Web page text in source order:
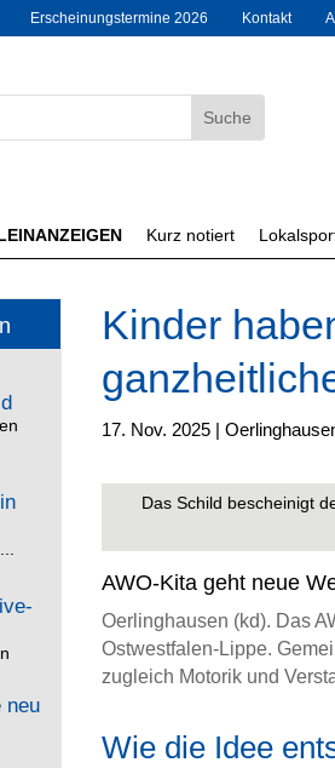
Erscheinungstermine 2026 Kontakt
Kurz notiert
neu
Kinder
17. Nov. 2025|
Das Schild bescheinigt
AWO-Kita geht neue
Oerlinghausen (kd). Das
Ostwestfalen-Lippe.
zugleich Motorik und
Wie die Idee